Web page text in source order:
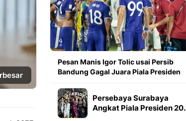
Pesan Manis Igor Tolic usai Persib
Bandung Gagal Juara Piala Presiden
Persebaya Surabaya
Angkat Piala Presiden